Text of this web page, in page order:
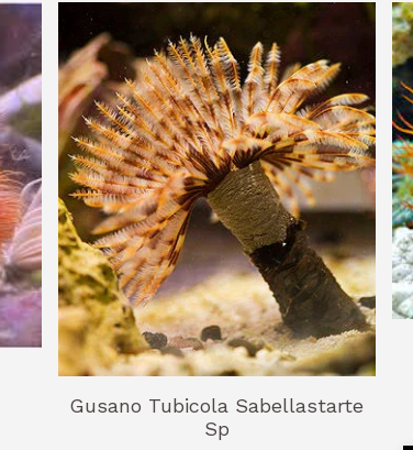
Gusano Tubicola Sabellastarte
Sp